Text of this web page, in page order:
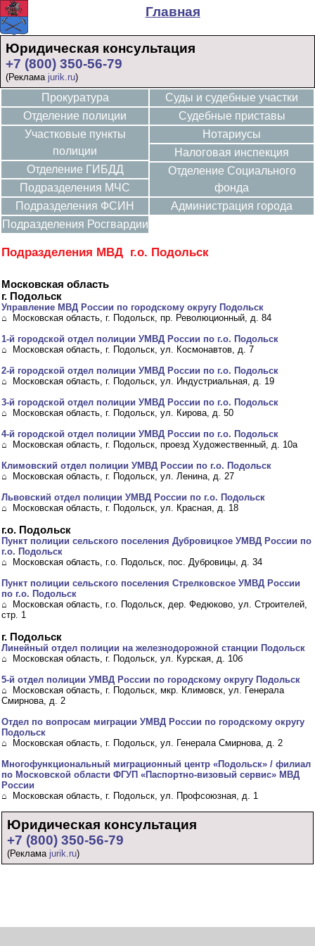
Главная
Юридическая консультация
+7 (800) 350-56-79
(Реклама jurik.ru)
Прокуратура
Отделение полиции
Участковые пункты
полиции
Отделение ГИБДД
Подразделения МЧС
Подразделения ФСИН
Подразделения Росгвардии
Суды и судебные участки
Судебные приставы
Нотариусы
Налоговая инспекция
Отделение Социального
фонда
Администрация города
Подразделения МВД г.о. Подольск
Московская область
г. Подольск
Управление МВД России по городскому округу Подольск
⌂ Московская область, г. Подольск, пр. Революционный, д. 84
1-й городской отдел полиции УМВД России по г.о. Подольск
⌂ Московская область, г. Подольск, ул. Космонавтов, д. 7
2-й городской отдел полиции УМВД России по г.о. Подольск
⌂ Московская область, г. Подольск, ул. Индустриальная, д. 19
3-й городской отдел полиции УМВД России по г.о. Подольск
⌂ Московская область, г. Подольск, ул. Кирова, д. 50
4-й городской отдел полиции УМВД России по г.о. Подольск
⌂ Московская область, г. Подольск, проезд Художественный, д. 10а
Климовский отдел полиции УМВД России по г.о. Подольск
⌂ Московская область, г. Подольск, ул. Ленина, д. 27
Львовский отдел полиции УМВД России по г.о. Подольск
⌂ Московская область, г. Подольск, ул. Красная, д. 18
г.о. Подольск
Пункт полиции сельского поселения Дубровицкое УМВД России по
г.о. Подольск
⌂ Московская область, г.о. Подольск, пос. Дубровицы, д. 34
Пункт полиции сельского поселения Стрелковское УМВД России
по г.о. Подольск
⌂ Московская область, г.о. Подольск, дер. Федюково, ул. Строителей,
стр. 1
г. Подольск
Линейный отдел полиции на железнодорожной станции Подольск
⌂ Московская область, г. Подольск, ул. Курская, д. 10б
5-й отдел полиции УМВД России по городскому округу Подольск
⌂ Московская область, г. Подольск, мкр. Климовск, ул. Генерала
Смирнова, д. 2
Отдел по вопросам миграции УМВД России по городскому округу
Подольск
⌂ Московская область, г. Подольск, ул. Генерала Смирнова, д. 2
Многофункциональный миграционный центр «Подольск» / филиал
по Московской области ФГУП «Паспортно-визовый сервис» МВД
России
⌂ Московская область, г. Подольск, ул. Профсоюзная, д. 1
Юридическая консультация
+7 (800) 350-56-79
(Реклама jurik.ru)